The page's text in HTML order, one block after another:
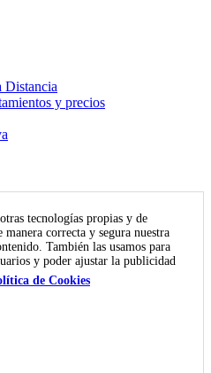
Distancia
y precios
tecnologías propias y de
correcta y segura nuestra
También las usamos para
y poder ajustar la publicidad
de Cookies